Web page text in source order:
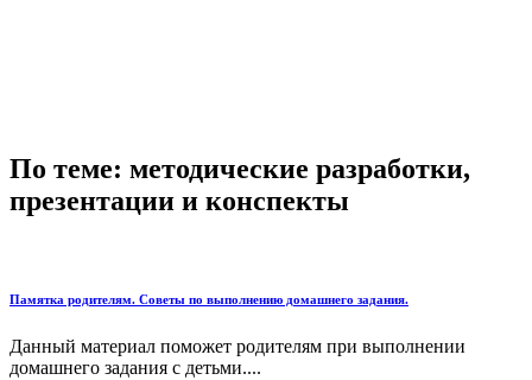
По теме: методические разработки,
презентации и конспекты
Памятка родителям. Советы по выполнению домашнего задания.
Данный материал поможет родителям при выполнении
домашнего задания с детьми....